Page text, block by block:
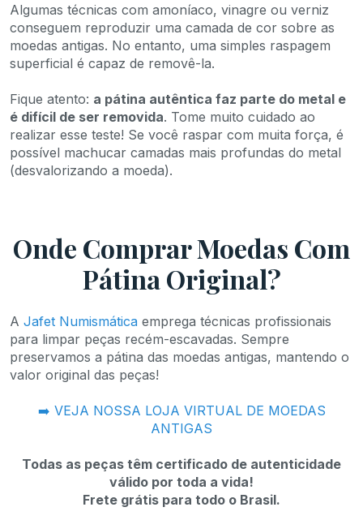
Algumas técnicas com amoníaco, vinagre ou verniz
conseguem reproduzir uma camada de cor sobre as
moedas antigas. No entanto, uma simples raspagem
superficial é capaz de removê-la.
Fique atento: a pátina autêntica faz parte do metal e
é difícil de ser removida. Tome muito cuidado ao
realizar esse teste! Se você raspar com muita força, é
possível machucar camadas mais profundas do metal
(desvalorizando a moeda).
Onde Comprar Moedas Com
Pátina Original?
A Jafet Numismática emprega técnicas profissionais
para limpar peças recém-escavadas. Sempre
preservamos a pátina das moedas antigas, mantendo o
valor original das peças!
➡️ VEJA NOSSA LOJA VIRTUAL DE MOEDAS
ANTIGAS
Todas as peças têm certificado de autenticidade
válido por toda a vida!
Frete grátis para todo o Brasil.